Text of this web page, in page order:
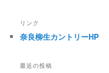
リンク
奈良柳生カントリーHP
最近の投稿